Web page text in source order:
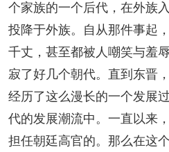
个家族的一个后代，在外族
投降于外族。自从那件事起
千丈，甚至都被人嘲笑与羞
寂了好几个朝代。直到东晋
经历了这么漫长的一个发展
代的发展潮流中。一直以来
担任朝廷高官的。那么在这